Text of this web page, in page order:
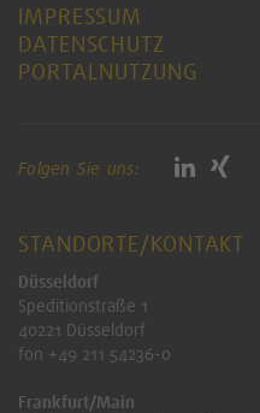
IMPRESSUM
DATENSCHUTZ
PORTALNUTZUNG
Folgen Sie uns:
STANDORTE/KONTAKT
Düsseldorf
Speditionstraße 1
40221 Düsseldorf
fon +49 211 54236-0
Frankfurt/Main